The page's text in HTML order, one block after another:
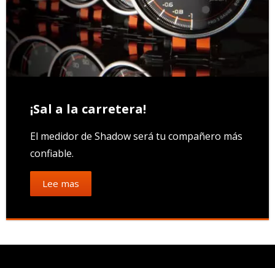
¡Sal a la carretera!
El medidor de Shadow será tu compañero más
confiable.
Lee mas